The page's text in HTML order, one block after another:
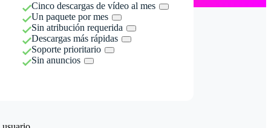
Cinco descargas de vídeo al mes
Un paquete por mes
Sin atribución requerida
Descargas más rápidas
Soporte prioritario
Sin anuncios